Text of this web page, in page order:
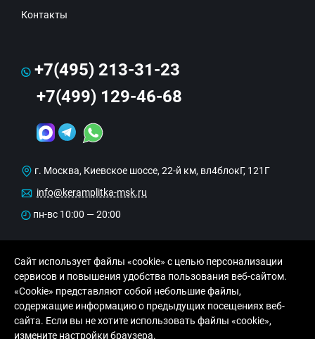
Контакты
+7(495) 213-31-23
+7(499) 129-46-68
г. Москва, Киевское шоссе, 22-й км, вл4блокГ, 121Г
info@keramplitka-msk.ru
пн-вс 10:00 — 20:00
© Copyright 2013-2026 KERAMA MARAZZI, ООО
Сайт использует файлы «cookie» с целью персонализации
сервисов и повышения удобства пользования веб-сайтом.
«Cookie» представляют собой небольшие файлы,
содержащие информацию о предыдущих посещениях веб-
сайта. Если вы не хотите использовать файлы «cookie»,
измените настройки браузера.